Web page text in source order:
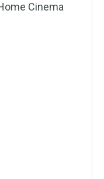
Cinema